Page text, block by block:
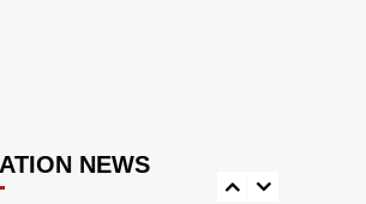
NEWS
बदलाव, 16 जून से ऑनलाइन
हाजिरी और लीव जरूरी